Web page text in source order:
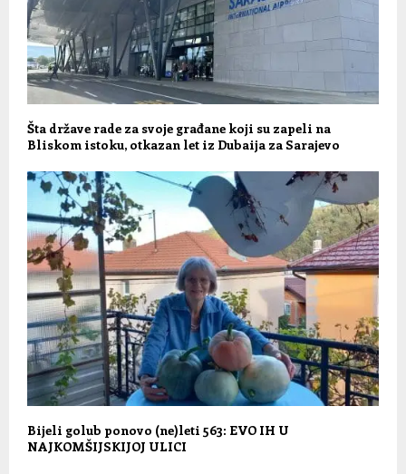
Šta države rade za svoje građane koji su zapeli na
Bliskom istoku, otkazan let iz Dubaija za Sarajevo
Bijeli golub ponovo (ne)leti 563: EVO IH U
NAJKOMŠIJSKIJOJ ULICI